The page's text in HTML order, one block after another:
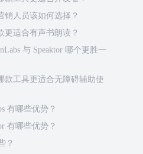
销人员该如何选择？
更适合有声书朗读？
与 Speaktor 哪个更胜一
款工具更适合无障碍辅助使
有哪些优势？
有哪些优势？
？